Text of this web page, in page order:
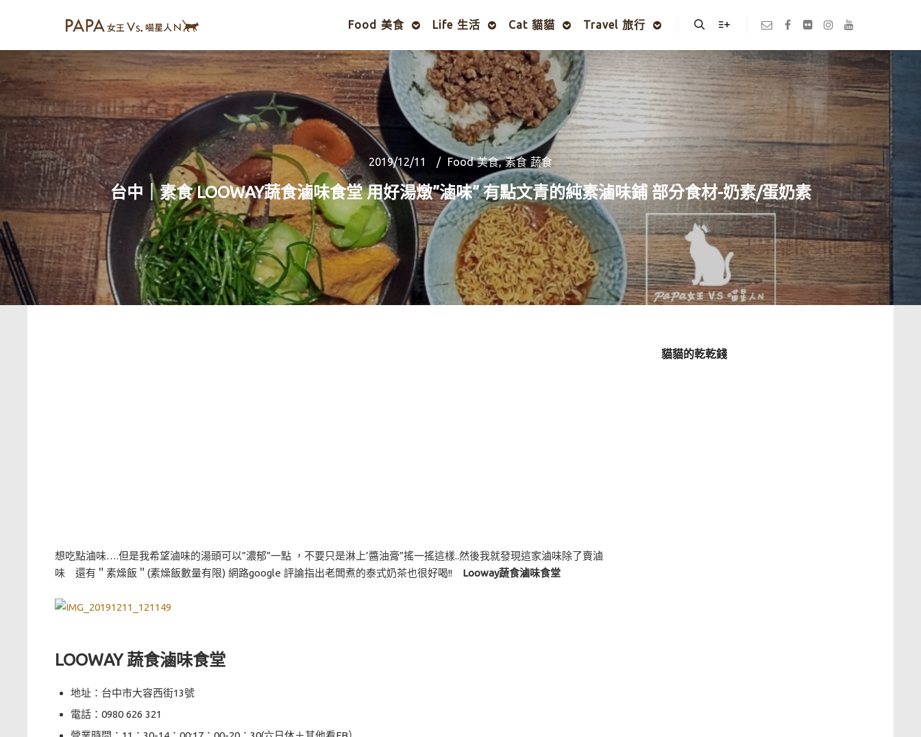
Food 美食 Life 生活 Cat 貓貓 Travel 旅行
2019/12/11 Food 美食,素食 蔬食
台中｜素食 LOOWAY蔬食滷味食堂 用好湯燉”滷味” 有點文青的純素滷味鋪 部分食材-奶素/蛋奶素
想吃點滷味….但是我希望滷味的湯頭可以”濃郁”一點 ，不要只是淋上’醬油膏”搖一搖這樣..然後我就發現這家滷味除了賣滷
味 還有＂素燥飯＂(素燥飯數量有限) 網路google 評論指出老闆煮的泰式奶茶也很好喝!! Looway蔬食滷味食堂
LOOWAY 蔬食滷味食堂
地址：台中市大容西街13號
電話：0980 626 321
貓貓的乾乾錢